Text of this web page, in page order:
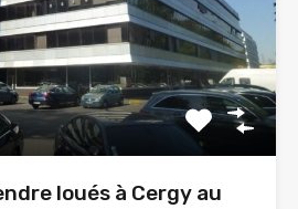
loués à Cergy au